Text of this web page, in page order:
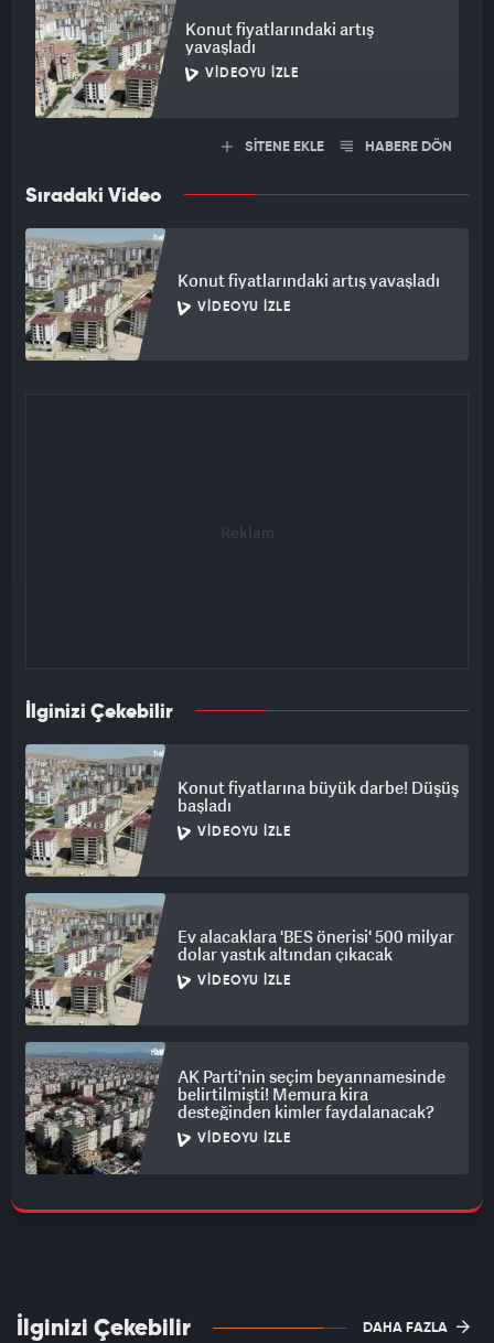
Konut fiyatlarındaki artış
yavaşladı
VIDEOYU İZLE
SİTENE EKLE HABERE DÖN
Sıradaki Video
Konut fiyatlarındaki artış yavaşladı
VIDEOYU İZLE
İlginizi Çekebilir
Konut fiyatlarına büyük darbe! Düşüş
başladı
VIDEOYU İZLE
Ev alacaklara 'BES önerisi' 500 milyar
dolar yastık altından çıkacak
VIDEOYU İZLE
AK Parti'nin seçim beyannamesinde
belirtilmişti! Memura kira
desteğinden kimler faydalanacak?
VIDEOYU İZLE
İlginizi Çekebilir DAHA FAZLA